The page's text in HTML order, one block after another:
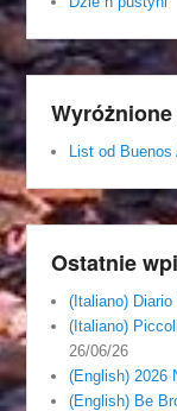
List od
Ostatnie
(Italiano)
(Italiano)
26/06/26
(English) 2026
(English) Be